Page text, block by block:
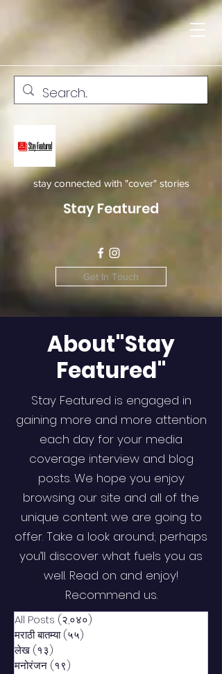
stay connected with "cover" stories
Stay Featured
Get In Touch
About"Stay
Featured"
Stay Featured is engaged in
gaining more and more attention
each day for your media
coverage interview and blog
posts. We hope you enjoy
browsing our site and all of the
unique content we are going to
offer. Take a look around; perhaps
you’ll discover what fuels you as
well. Read on and enjoy!
Recommend us.
All Posts (२,०४०)
मराठी बातम्या (५५)
लेख (१३)
मनोरंजन (१९)